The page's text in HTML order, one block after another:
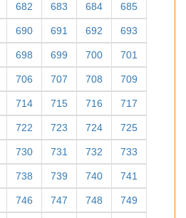
682 683 684 685
690 691 692 693
698 699 700 701
706 707 708 709
714 715 716 717
722 723 724 725
730 731 732 733
738 739 740 741
746 747 748 749